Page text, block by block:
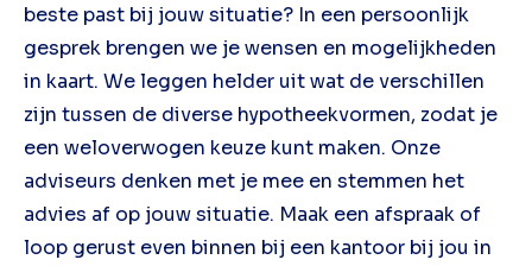
beste past bij jouw situatie? In een persoonlijk
gesprek brengen we je wensen en mogelijkheden
in kaart. We leggen helder uit wat de verschillen
zijn tussen de diverse hypotheekvormen, zodat je
een weloverwogen keuze kunt maken. Onze
adviseurs denken met je mee en stemmen het
advies af op jouw situatie. Maak een afspraak of
loop gerust even binnen bij een kantoor bij jou in